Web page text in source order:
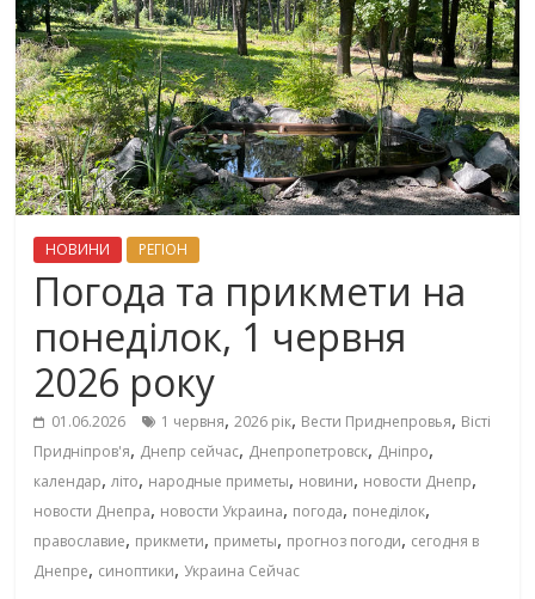
НОВИНИ РЕГІОН
Погода та прикмети на
понеділок, 1 червня
2026 року
01.06.2026 1 червня,2026 рік, Вести Приднепровья, Вісті
Придніпров'я, Днепр сейчас, Днепропетровск, Дніпро,
календар,літо, народные приметы, новини, новости Днепр,
новости Днепра, новости Украина, погода, понеділок,
православие, прикмети, приметы, прогноз погоди, сегодня в
Днепре, синоптики, Украина Сейчас